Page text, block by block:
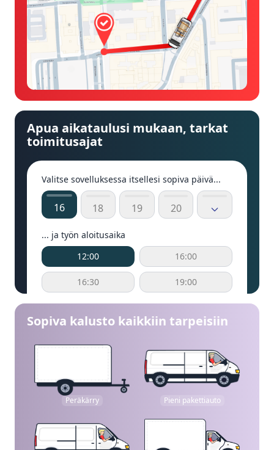
Apua aikataulusi mukaan, tarkat
toimitusajat
Valitse sovelluksessa itsellesi sopiva päivä...
16 18 19 20
... ja työn aloitusaika
12:00
16:00
16:30 19:00
Sopiva kalusto kaikkiin tarpeisiin
Peräkärry Pieni pakettiauto